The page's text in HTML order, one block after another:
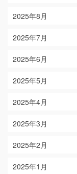
2025年8月
2025年7月
2025年6月
2025年5月
2025年4月
2025年3月
2025年2月
2025年1月